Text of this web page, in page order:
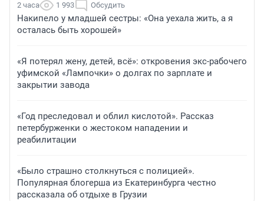
2 часа 1 993 Обсудить
Накипело у младшей сестры: «Она уехала жить, а я
осталась быть хорошей»
«Я потерял жену, детей, всё»: откровения экс-рабочего
уфимской «Лампочки» о долгах по зарплате и
закрытии завода
«Год преследовал и облил кислотой». Рассказ
петербурженки о жестоком нападении и
реабилитации
«Было страшно столкнуться с полицией».
Популярная блогерша из Екатеринбурга честно
рассказала об отдыхе в Грузии